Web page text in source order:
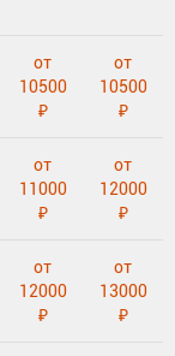
от
10500
₽
от
10500
₽
от
11000
₽
от
12000
₽
от
12000
₽
от
13000
₽